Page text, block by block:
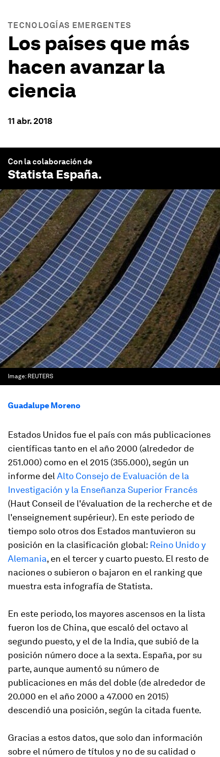
TECNOLOGÍAS EMERGENTES
Los países que más
hacen avanzar la
ciencia
11 abr. 2018
Con la colaboración de
Statista España.
Image: REUTERS
Guadalupe Moreno
Estados Unidos fue el país con más publicaciones
científicas tanto en el año 2000 (alrededor de
251.000) como en el 2015 (355.000), según un
informe del Alto Consejo de Evaluación de la
Investigación y la Enseñanza Superior Francés
(Haut Conseil de l'évaluation de la recherche et de
l'enseignement supérieur). En este periodo de
tiempo solo otros dos Estados mantuvieron su
posición en la clasificación global: Reino Unido y
Alemania, en el tercer y cuarto puesto. El resto de
naciones o subieron o bajaron en el ranking que
muestra esta infografía de Statista.
En este periodo, los mayores ascensos en la lista
fueron los de China, que escaló del octavo al
segundo puesto, y el de la India, que subió de la
posición número doce a la sexta. España, por su
parte, aunque aumentó su número de
publicaciones en más del doble (de alrededor de
20.000 en el año 2000 a 47.000 en 2015)
descendió una posición, según la citada fuente.
Gracias a estos datos, que solo dan información
sobre el número de títulos y no de su calidad o